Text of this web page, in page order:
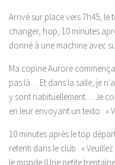
Arrivé sur place vers 7h45, le
changer, hop, 10 minutes
donné à une machine avec
Ma copine Aurore
pas là… Et dans la salle, je
y sont habituellement… Je
en leur envoyant un texto : «
10 minutes après le top
retenti dans le club : «
le monde (Une petite